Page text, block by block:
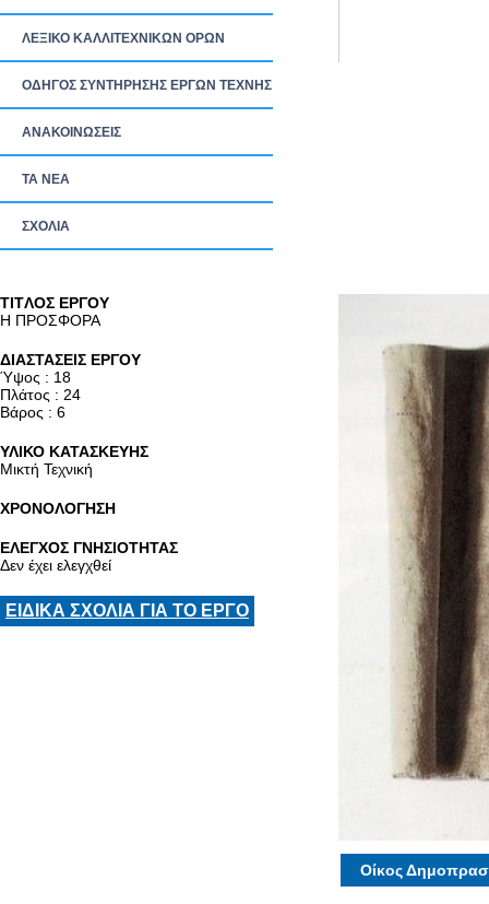
ΛΕΞΙΚΟ ΚΑΛΛΙΤΕΧΝΙΚΩΝ ΟΡΩΝ
ΟΔΗΓΟΣ ΣΥΝΤΗΡΗΣΗΣ ΕΡΓΩΝ ΤΕΧΝΗΣ
ΑΝΑΚΟΙΝΩΣΕΙΣ
ΤΑ ΝEΑ
ΣΧΟΛΙΑ
TITΛΟΣ ΕΡΓΟΥ
Η ΠΡΟΣΦΟΡΑ
ΔΙΑΣΤΑΣΕΙΣ ΕΡΓΟΥ
Ύψος : 18
Πλάτος : 24
Βάρος : 6
ΥΛΙΚΟ ΚΑΤΑΣΚΕΥΗΣ
Μικτή Τεχνική
ΧΡΟΝΟΛΟΓΗΣΗ
ΕΛΕΓΧΟΣ ΓΝΗΣΙΟΤΗΤΑΣ
Δεν έχει ελεγχθεί
ΕΙΔΙΚΑ ΣΧΟΛΙΑ ΓΙΑ ΤΟ ΕΡΓΟ
Οίκος